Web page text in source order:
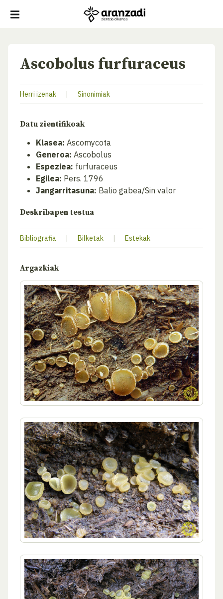
Ascobolus furfuraceus
Herri izenak | Sinonimiak
Datu zientifikoak
Klasea: Ascomycota
Generoa: Ascobolus
Espeziea: furfuraceus
Egilea: Pers. 1796
Jangarritasuna: Balio gabea/Sin valor
Deskribapen testua
Bibliografia | Bilketak | Estekak
Argazkiak